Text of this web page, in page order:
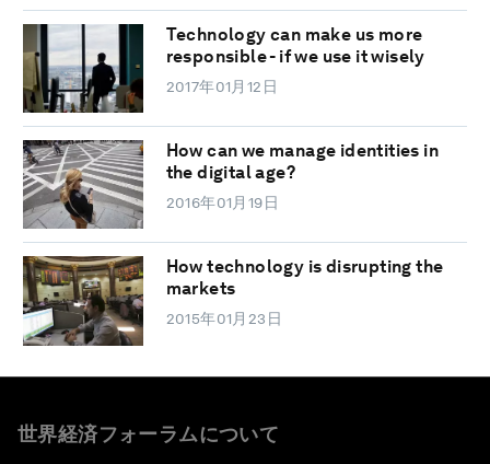
Technology can make us more
responsible - if we use it wisely
2017年01月12日
How can we manage identities in
the digital age?
2016年01月19日
How technology is disrupting the
markets
2015年01月23日
世界経済フォーラムについて